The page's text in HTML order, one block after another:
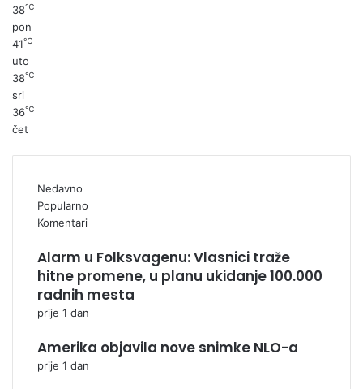
38℃
pon
41℃
uto
38℃
sri
36℃
čet
Nedavno
Popularno
Komentari
Alarm u Folksvagenu: Vlasnici traže
hitne promene, u planu ukidanje 100.000
radnih mesta
prije 1 dan
Amerika objavila nove snimke NLO-a
prije 1 dan